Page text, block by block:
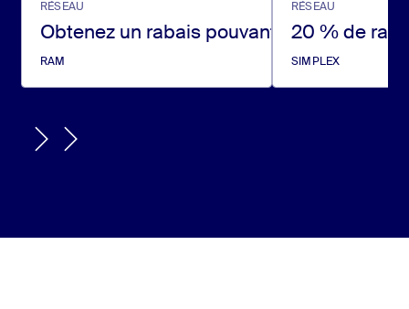
RÉSEAU
Obtenez un rabais pouvant atteindre 14
RAM
RÉSEAU
20 % de
SIMPLEX